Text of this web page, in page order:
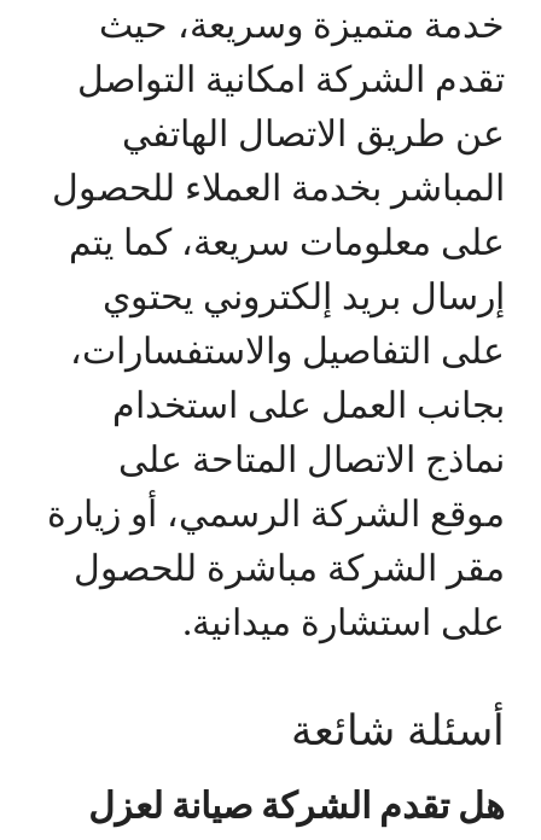
خدمة متميزة وسريعة، حيث
تقدم الشركة امكانية التواصل
عن طريق الاتصال الهاتفي
المباشر بخدمة العملاء للحصول
على معلومات سريعة، كما يتم
إرسال بريد إلكتروني يحتوي
على التفاصيل والاستفسارات،
بجانب العمل على استخدام
نماذج الاتصال المتاحة على
موقع الشركة الرسمي، أو زيارة
مقر الشركة مباشرة للحصول
على استشارة ميدانية.
أسئلة شائعة
هل تقدم الشركة صيانة لعزل